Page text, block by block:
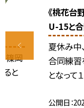
篠岡
ると
《桃花台
U-15と
夏休み中
合同練習
となって
公開日